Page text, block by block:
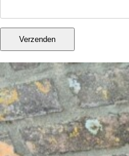
Verzenden